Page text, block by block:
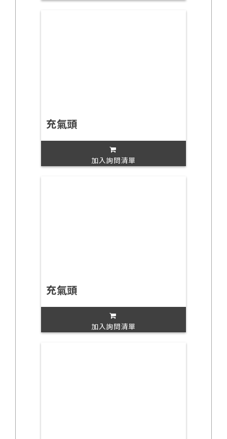
充氣頭
加入詢問清單
充氣頭
加入詢問清單